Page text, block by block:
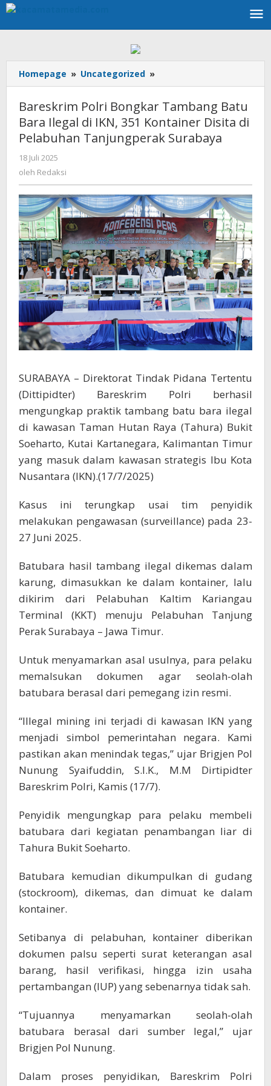
Lewati
konten
Homepage » Uncategorized »
Polri
Bongkar
Tambang
Batu
Bara
351
Kontainer
Disita
di
Pelabuhan
Tanjungperak
Surabaya
Bareskrim Polri Bongkar Tambang Batu
Bara Ilegal di IKN, 351 Kontainer Disita di
Pelabuhan Tanjungperak Surabaya
18 Juli 2025
Redaksi
oleh Redaksi
SURABAYA – Direktorat Tindak Pidana Tertentu
(Dittipidter) Bareskrim Polri berhasil
mengungkap praktik tambang batu bara ilegal
di kawasan Taman Hutan Raya (Tahura) Bukit
Soeharto, Kutai Kartanegara, Kalimantan Timur
yang masuk dalam kawasan strategis Ibu Kota
Nusantara (IKN).(17/7/2025)
Kasus ini terungkap usai tim penyidik
melakukan pengawasan (surveillance) pada 23-
27 Juni 2025.
Batubara hasil tambang ilegal dikemas dalam
karung, dimasukkan ke dalam kontainer, lalu
dikirim dari Pelabuhan Kaltim Kariangau
Terminal (KKT) menuju Pelabuhan Tanjung
Perak Surabaya – Jawa Timur.
Untuk menyamarkan asal usulnya, para pelaku
memalsukan dokumen agar seolah-olah
batubara berasal dari pemegang izin resmi.
“Illegal mining ini terjadi di kawasan IKN yang
menjadi simbol pemerintahan negara. Kami
pastikan akan menindak tegas,” ujar Brigjen Pol
Nunung Syaifuddin, S.I.K., M.M Dirtipidter
Bareskrim Polri, Kamis (17/7).
Penyidik mengungkap para pelaku membeli
batubara dari kegiatan penambangan liar di
Tahura Bukit Soeharto.
Batubara kemudian dikumpulkan di gudang
(stockroom), dikemas, dan dimuat ke dalam
kontainer.
Setibanya di pelabuhan, kontainer diberikan
dokumen palsu seperti surat keterangan asal
barang, hasil verifikasi, hingga izin usaha
pertambangan (IUP) yang sebenarnya tidak sah.
“Tujuannya menyamarkan seolah-olah
batubara berasal dari sumber legal,” ujar
Brigjen Pol Nunung.
Dalam proses penyidikan, Bareskrim Polri